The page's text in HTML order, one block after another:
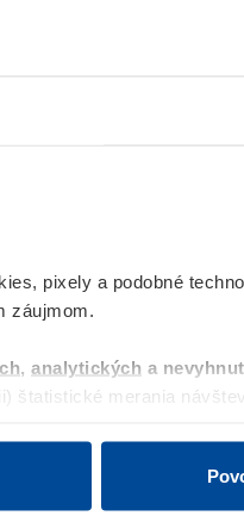
pixely a podobné
záujmom.
, analytických a
štatistické merania
potrebné pre chod